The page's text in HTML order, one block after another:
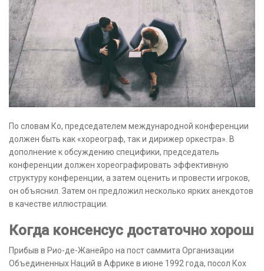
По словам Ко, председателем международной конференции
должен быть как «хореограф, так и дирижер оркестра». В
дополнение к обсуждению специфики, председатель
конференции должен хореографировать эффективную
структуру конференции, а затем оценить и провести игроков,
он объяснил. Затем он предложил несколько ярких анекдотов
в качестве иллюстрации.
Когда консенсус достаточно хорош
Прибыв в Рио-де-Жанейро на пост саммита Организации
Объединенных Наций в Африке в июне 1992 года, посол Кох